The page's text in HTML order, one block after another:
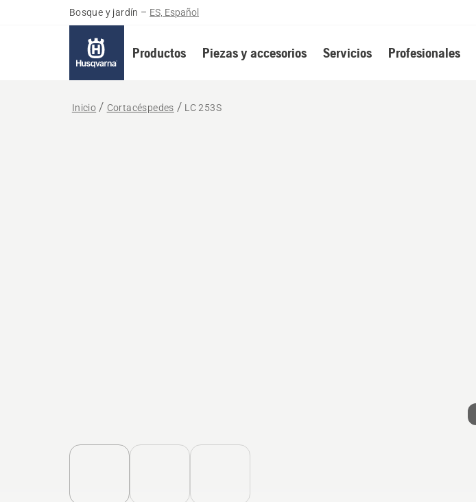
Bosque y jardín – ES, Español
Productos Piezas y accesorios Servicios Profesionales
Inicio Cortacéspedes LC 253S